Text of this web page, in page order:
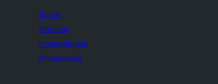
Sobre
Notícias
Hospedagem
Privacidade